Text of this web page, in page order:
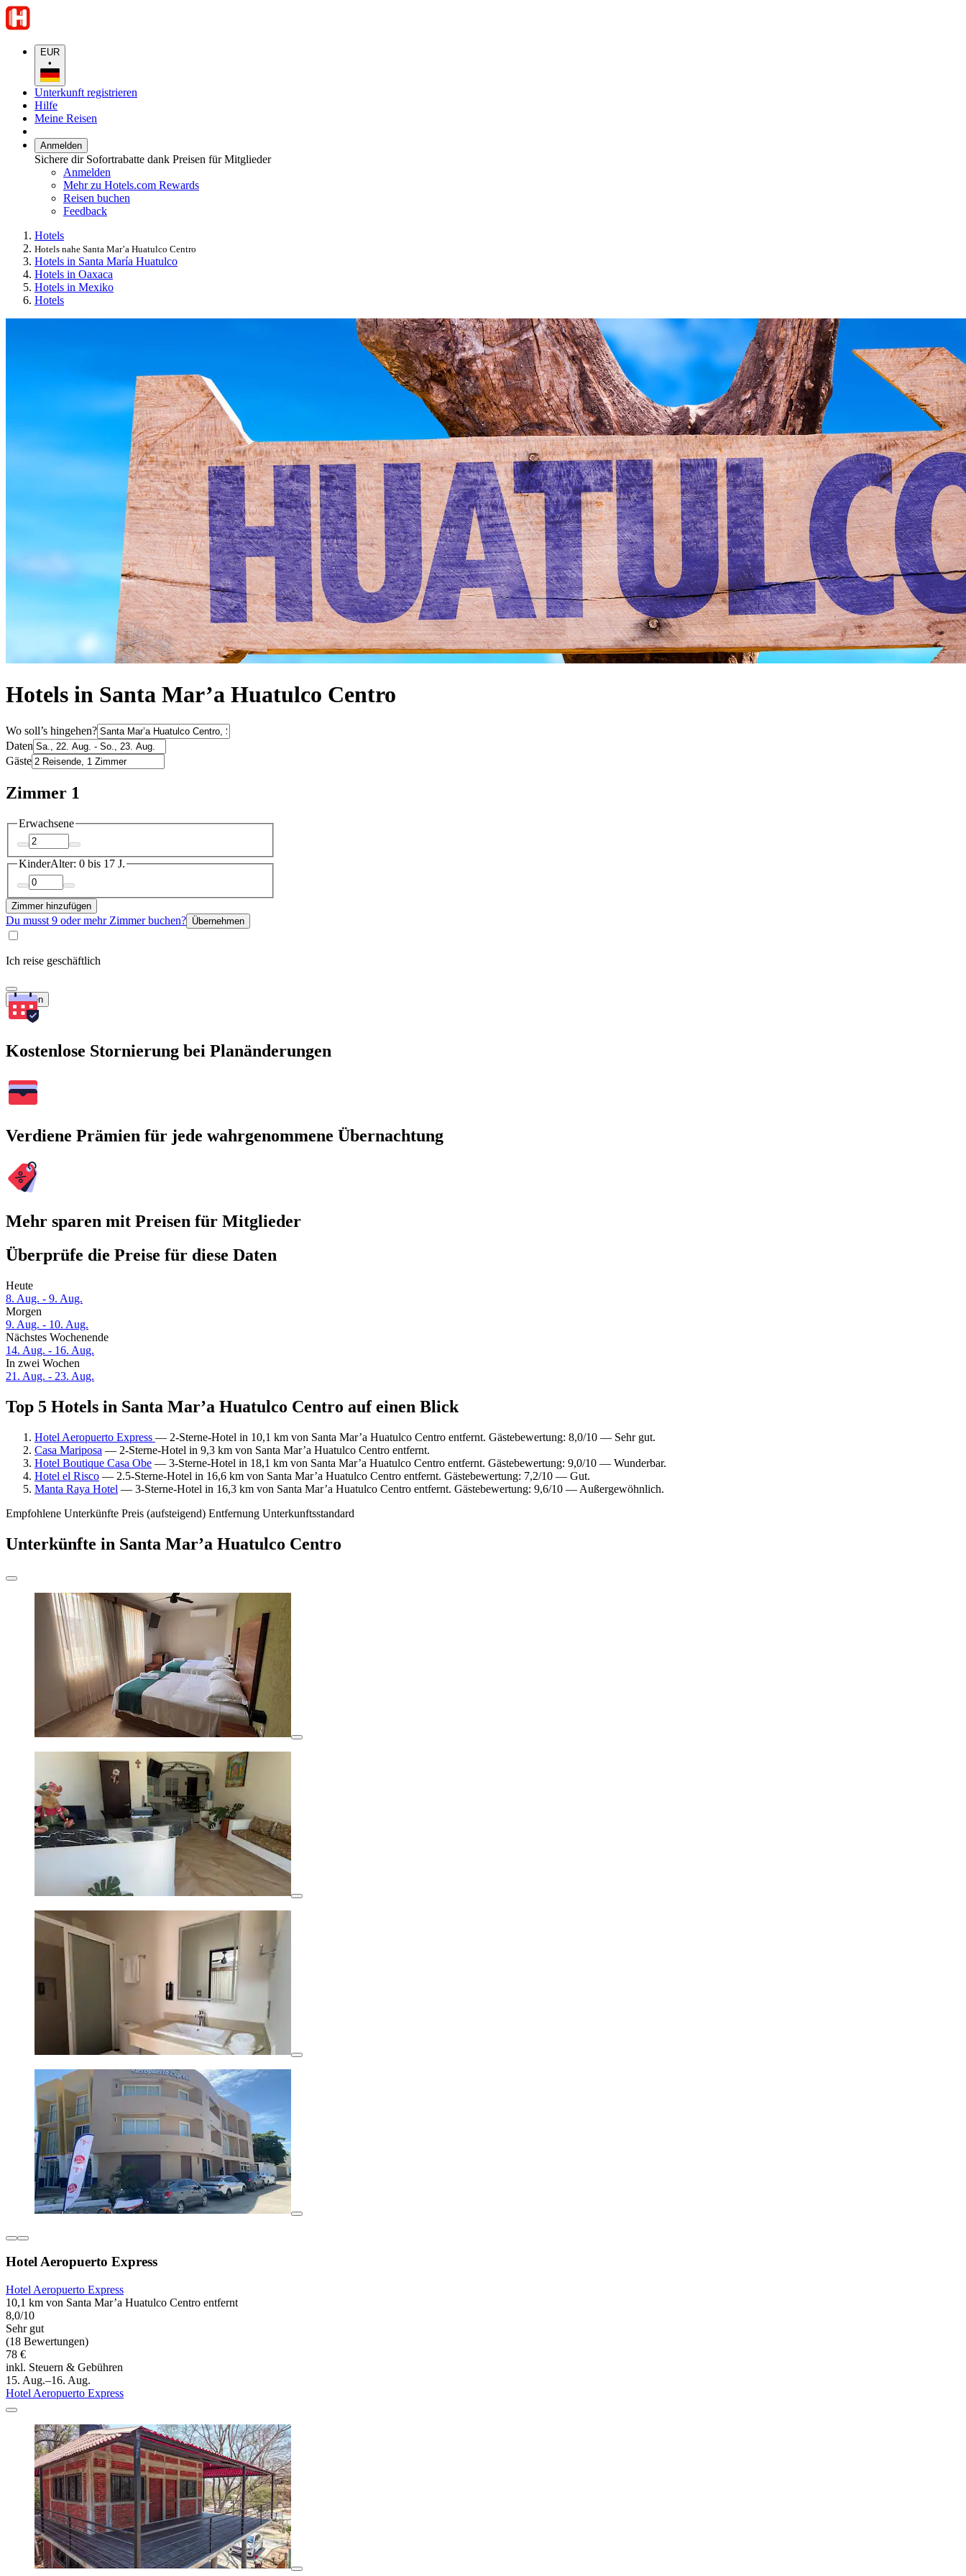
EUR
•
Unterkunft registrieren
Hilfe
Meine Reisen
Anmelden
Sichere dir Sofortrabatte dank Preisen für Mitglieder
Anmelden
Mehr zu Hotels.com Rewards
Reisen buchen
Feedback
Hotels
Hotels nahe Santa Mar’a Huatulco Centro
Hotels in Santa María Huatulco
Hotels in Oaxaca
Hotels in Mexiko
Hotels
Hotels in Santa Mar’a Huatulco Centro
Wo soll’s hingehen?
Daten
Gäste
Zimmer 1
Erwachsene
KinderAlter: 0 bis 17 J.
Zimmer hinzufügen
Du musst 9 oder mehr Zimmer buchen? Übernehmen
Ich reise geschäftlich
Suchen
Kostenlose Stornierung bei Planänderungen
Verdiene Prämien für jede wahrgenommene Übernachtung
Mehr sparen mit Preisen für Mitglieder
Überprüfe die Preise für diese Daten
Heute
8. Aug. - 9. Aug.
Morgen
9. Aug. - 10. Aug.
Nächstes Wochenende
14. Aug. - 16. Aug.
In zwei Wochen
21. Aug. - 23. Aug.
Top 5 Hotels in Santa Mar’a Huatulco Centro auf einen Blick
Hotel Aeropuerto Express — 2-Sterne-Hotel in 10,1 km von Santa Mar’a Huatulco Centro entfernt. Gästebewertung: 8,0/10 — Sehr gut.
Casa Mariposa — 2-Sterne-Hotel in 9,3 km von Santa Mar’a Huatulco Centro entfernt.
Hotel Boutique Casa Obe — 3-Sterne-Hotel in 18,1 km von Santa Mar’a Huatulco Centro entfernt. Gästebewertung: 9,0/10 — Wunderbar.
Hotel el Risco — 2.5-Sterne-Hotel in 16,6 km von Santa Mar’a Huatulco Centro entfernt. Gästebewertung: 7,2/10 — Gut.
Manta Raya Hotel — 3-Sterne-Hotel in 16,3 km von Santa Mar’a Huatulco Centro entfernt. Gästebewertung: 9,6/10 — Außergewöhnlich.
Empfohlene Unterkünfte Preis (aufsteigend) Entfernung Unterkunftsstandard
Unterkünfte in Santa Mar’a Huatulco Centro
Hotel Aeropuerto Express
Hotel Aeropuerto Express
10,1 km von Santa Mar’a Huatulco Centro entfernt
8,0/10
Sehr gut
(18 Bewertungen)
78 €
inkl. Steuern & Gebühren
15. Aug.–16. Aug.
Hotel Aeropuerto Express